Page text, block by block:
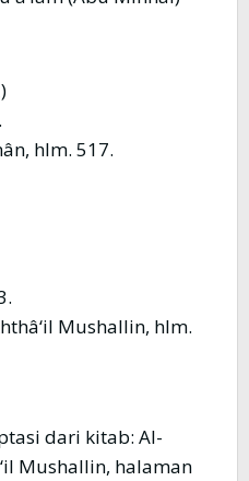
hlm. 517.
Mushallin, hlm.
dari kitab: Al-
Mushallin, halaman